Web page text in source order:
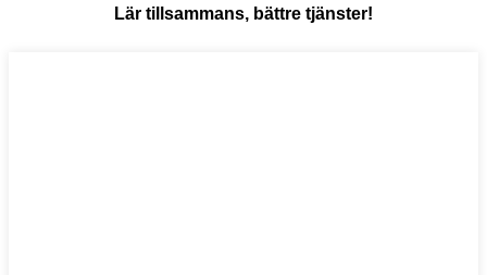
Lär tillsammans, bättre tjänster!